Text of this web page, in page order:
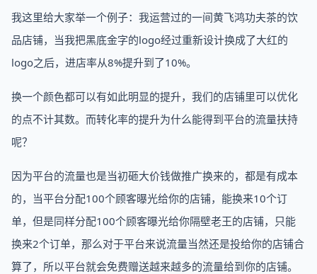
我这里给大家举一个例子：我运营过的一间黄飞鸿功夫茶的饮
品店铺，当我把黑底金字的logo经过重新设计换成了大红的
logo之后，进店率从8%提升到了10%。
换一个颜色都可以有如此明显的提升，我们的店铺里可以优化
的点不计其数。而转化率的提升为什么能得到平台的流量扶持
呢？
因为平台的流量也是当初砸大价钱做推广换来的，都是有成本
的，当平台分配100个顾客曝光给你的店铺，能换来10个订
单，但是同样分配100个顾客曝光给你隔壁老王的店铺，只能
换来2个订单，那么对于平台来说流量当然还是投给你的店铺合
算了，所以平台就会免费赠送越来越多的流量给到你的店铺。